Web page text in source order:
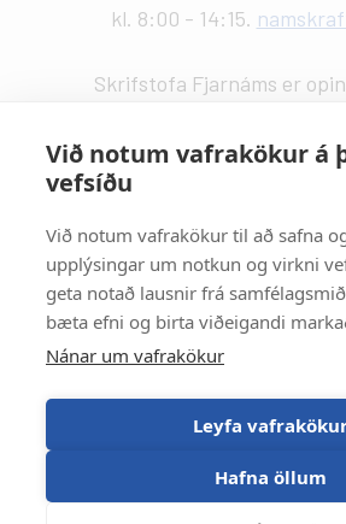
Við notum vafrakökur á
vefsíðu
Við notum vafrakökur til að safna
upplýsingar um notkun og virkni
geta notað lausnir frá
bæta efni og birta viðeigandi
Nánar um vafrakökur
Leyfa
Hafna öllum
kl. 8:00 - 14:15.
Skrifstofa Fjarnáms er
Strætisvagnar:
Númer 11 stansar við
Númer 2, 5, 15 og 17 stansa við